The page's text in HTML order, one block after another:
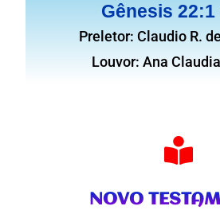
Gênesis 22:1
Preletor: Claudio R.
Louvor: Ana
NOVO